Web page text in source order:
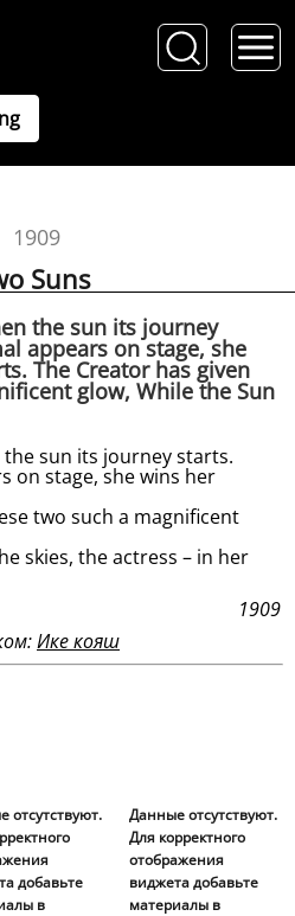
1909
Suns
the sun its journey
appears on stage, she
The Creator has given
glow, While the Sun
sun its journey starts.
on stage, she wins her
two such a magnificent
skies, the actress – in her
1909
Ике кояш
отсутствуют.
добавьте
в
Данные отсутствуют.
Для корректного
отображения
виджета добавьте
материалы в